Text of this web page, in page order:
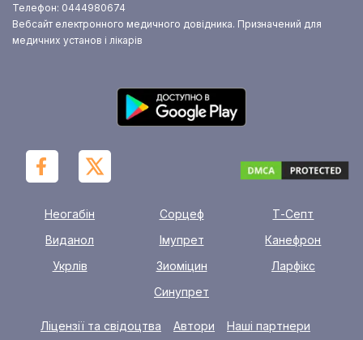
Телефон: 0444980674
Вебсайт електронного медичного довідника. Призначений для
медичних установ і лікарів
Неогабін Сорцеф
Т-Септ
Виданол
Імупрет
Канефрон
Укрлів
Зиоміцин
Ларфікс
Синупрет
Ліцензії та свідоцтва Автори Наші партнери